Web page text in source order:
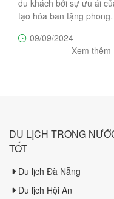
du khách bởi sự ưu ái
tạo hóa ban tặng phong
mộng, hùng vĩ đầy kỳ bí
với hệ thống hang động
09/09/2024
Xem thêm
DU LỊCH TRONG
TỐT
Du lịch Đà Nẵng
Du lịch Hội An